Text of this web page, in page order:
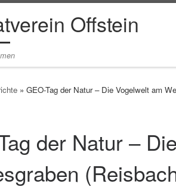
Offstein
» GEO-Tag der Natur – Die Vogelwelt am
der Natur –